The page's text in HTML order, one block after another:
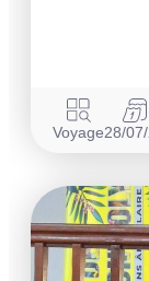
Voyage28/